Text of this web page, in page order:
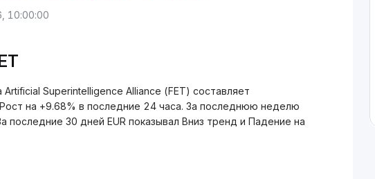
10:00:00
Superintelligence Alliance (FET) составляет
на +9.68% в последние 24 часа. За последнюю неделю
последние 30 дней EUR показывал Вниз тренд и Падение на